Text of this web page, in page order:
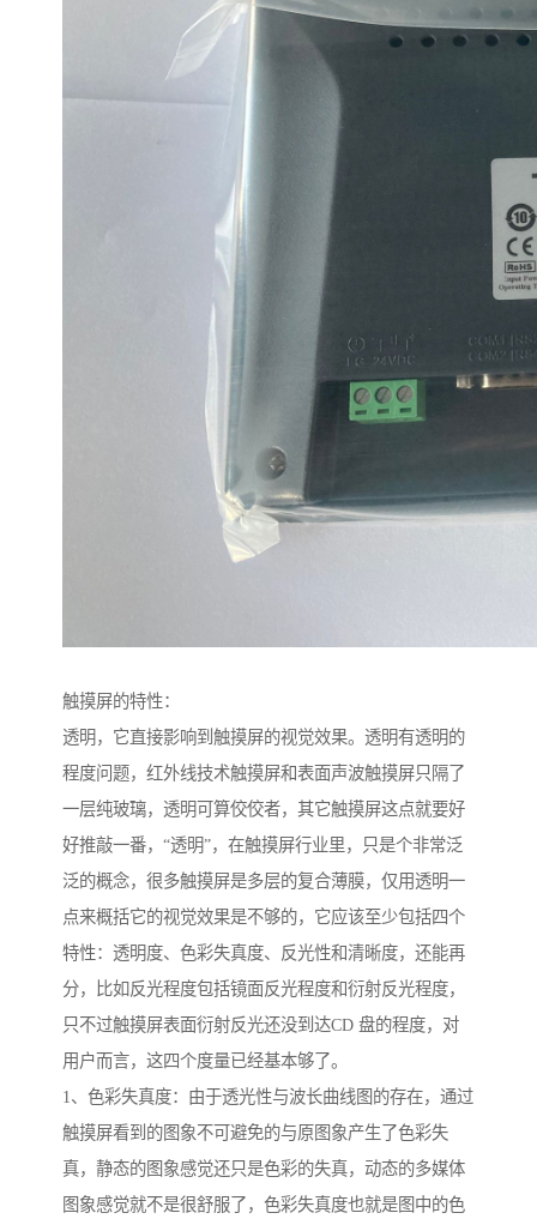
触摸屏的特性：
透明，它直接影响到触摸屏的视觉效果。透明有透明的
程度问题，红外线技术触摸屏和表面声波触摸屏只隔了
一层纯玻璃，透明可算佼佼者，其它触摸屏这点就要好
好推敲一番，“透明”，在触摸屏行业里，只是个非常泛
泛的概念，很多触摸屏是多层的复合薄膜，仅用透明一
点来概括它的视觉效果是不够的，它应该至少包括四个
特性：透明度、色彩失真度、反光性和清晰度，还能再
分，比如反光程度包括镜面反光程度和衍射反光程度，
只不过触摸屏表面衍射反光还没到达CD 盘的程度，对
用户而言，这四个度量已经基本够了。
1、色彩失真度：由于透光性与波长曲线图的存在，通过
触摸屏看到的图象不可避免的与原图象产生了色彩失
真，静态的图象感觉还只是色彩的失真，动态的多媒体
图象感觉就不是很舒服了，色彩失真度也就是图中的色